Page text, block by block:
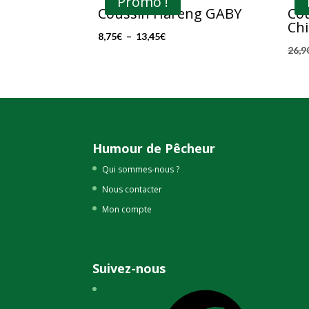
Coussin Hareng GABY
8,75€ – 13,45€Plage
Humour de Pêcheur
Qui sommes-nous ?
Nous contacter
Mon compte
Suivez-nous